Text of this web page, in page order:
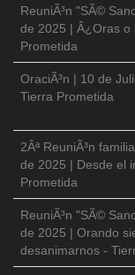
ReuniÃ³n "SÃ©
de 2025 | Â¿Oras o
Prometida
OraciÃ³n | 10 de
Tierra Prometida
2Âª ReuniÃ³n
de 2025 | Desde el
Prometida
ReuniÃ³n "SÃ©
de 2025 | Orando
desanimarnos -